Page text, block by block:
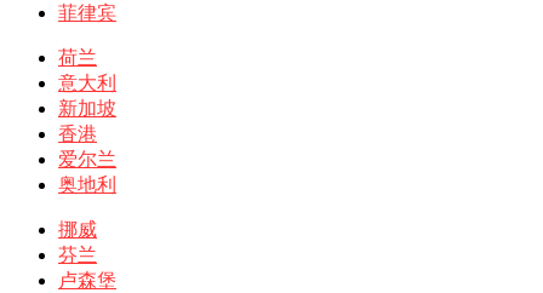
菲律宾
荷兰
意大利
新加坡
香港
爱尔兰
奥地利
挪威
芬兰
卢森堡